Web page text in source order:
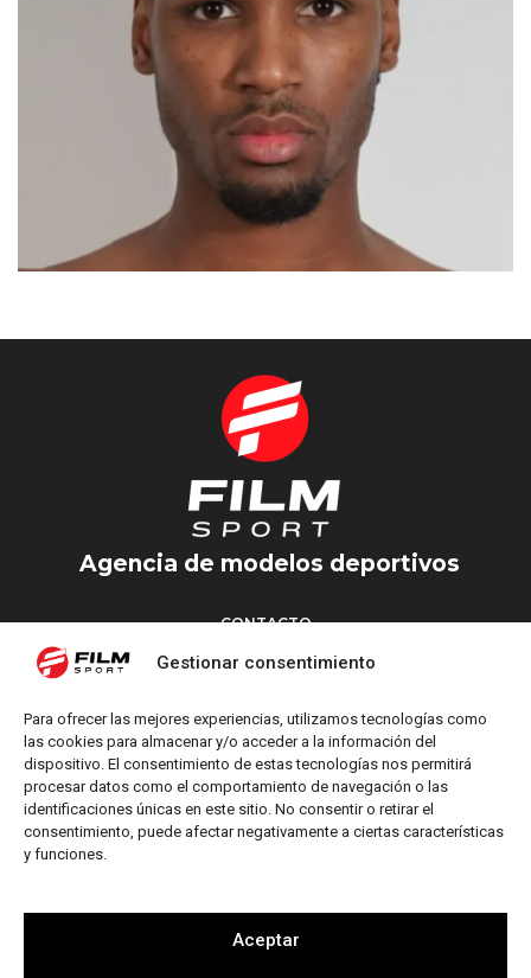
Gestionar consentimiento
Para ofrecer las mejores experiencias, utilizamos tecnologías como
las cookies para almacenar y/o acceder a la información del
dispositivo. El consentimiento de estas tecnologías nos permitirá
procesar datos como el comportamiento de navegación o las
identificaciones únicas en este sitio. No consentir o retirar el
consentimiento, puede afectar negativamente a ciertas características
y funciones.
Aceptar
AHDYL
Agencia de modelos deportivos
CONTACTO
Torrent d’en Vidalet, 51 baixos
M: info@filmsport.es
Aviso Legal
Política de Privacidad